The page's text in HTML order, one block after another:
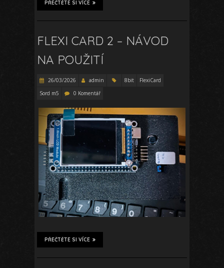
PŘEČTĚTE SI VÍCE
FLEXI CARD 2 – NÁVOD
NA POUŽITÍ
26/03/2026 admin 8bit
FlexiCard
Sord m5
0 Komentář
PŘEČTĚTE SI VÍCE